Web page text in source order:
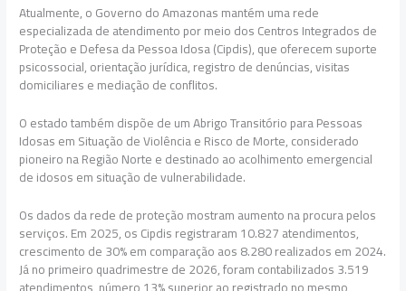
Atualmente, o Governo do Amazonas mantém uma rede
especializada de atendimento por meio dos Centros Integrados de
Proteção e Defesa da Pessoa Idosa (Cipdis), que oferecem suporte
psicossocial, orientação jurídica, registro de denúncias, visitas
domiciliares e mediação de conflitos.
O estado também dispõe de um Abrigo Transitório para Pessoas
Idosas em Situação de Violência e Risco de Morte, considerado
pioneiro na Região Norte e destinado ao acolhimento emergencial
de idosos em situação de vulnerabilidade.
Os dados da rede de proteção mostram aumento na procura pelos
serviços. Em 2025, os Cipdis registraram 10.827 atendimentos,
crescimento de 30% em comparação aos 8.280 realizados em 2024.
Já no primeiro quadrimestre de 2026, foram contabilizados 3.519